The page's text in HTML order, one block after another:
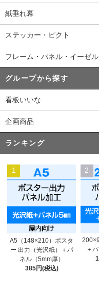
紙垂れ幕
ステッカー・ピクト
フレーム・パネル・イーゼル
グループから探す
看板いいな
企画商品
ランキング
1
A5（148×210）ポスタ
ー 出力（光沢紙）＋パ
ネル（5mm厚）
385円(税込)
2
＋